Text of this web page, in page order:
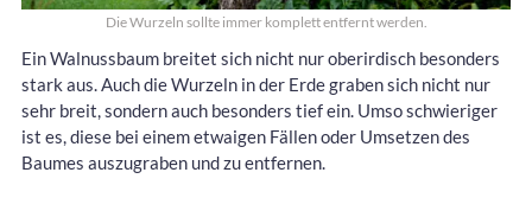
Die Wurzeln sollte immer komplett entfernt werden.
Ein Walnussbaum breitet sich nicht nur oberirdisch besonders
stark aus. Auch die Wurzeln in der Erde graben sich nicht nur
sehr breit, sondern auch besonders tief ein. Umso schwieriger
ist es, diese bei einem etwaigen Fällen oder Umsetzen des
Baumes auszugraben und zu entfernen.